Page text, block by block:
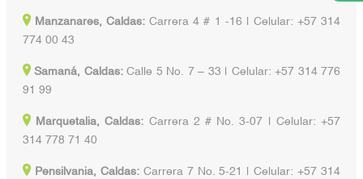
Manzanares, Caldas: Carrera 4 # 1 -16 | Celular: +57 314
774 00 43
Samaná, Caldas:Calle 5 No. 7 – 33 | Celular: +57 314 776
91 99
Marquetalia, Caldas: Carrera 2 # No. 3-07 | Celular: +57
314 778 71 40
Pensilvania, Caldas:Carrera 7 No. 5-21 | Celular: +57 314